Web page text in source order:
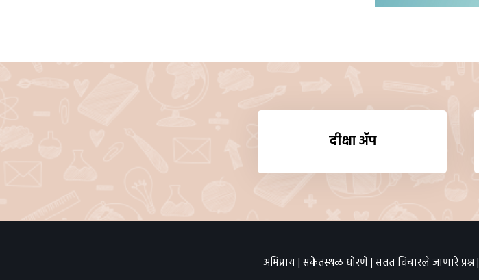
दीक्षा ॲप
अभिप्राय| संकेतस्थळ धोरणे| सतत विचारले जाणारे प्रश्न|